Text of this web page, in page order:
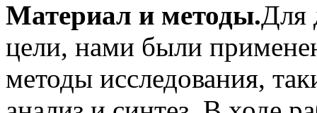
Материал и методы.Для
цели, нами были
методы исследования,